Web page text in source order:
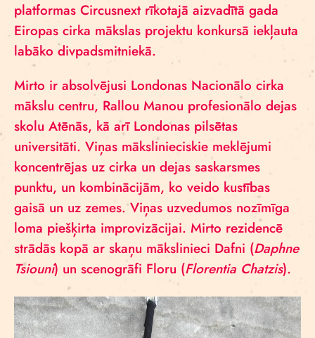
platformas Circusnext rīkotajā aizvadītā gada
Eiropas cirka mākslas projektu konkursā iekļauta
labāko divpadsmitniekā.
Mirto ir absolvējusi Londonas Nacionālo cirka
mākslu centru, Rallou Manou profesionālo dejas
skolu Atēnās, kā arī Londonas pilsētas
universitāti. Viņas mākslinieciskie meklējumi
koncentrējas uz cirka un dejas saskarsmes
punktu, un kombinācijām, ko veido kustības
gaisā un uz zemes. Viņas uzvedumos nozīmīga
loma piešķirta improvizācijai. Mirto rezidencē
strādās kopā ar skaņu mākslinieci Dafni (Daphne
Tsiouni) un scenogrāfi Floru (Florentia Chatzis).